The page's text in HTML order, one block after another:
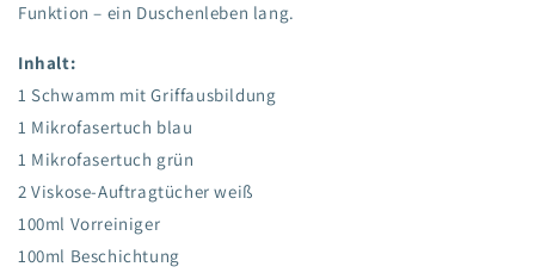
Funktion – ein Duschenleben lang.
Inhalt:
1 Schwamm mit Griffausbildung
1 Mikrofasertuch blau
1 Mikrofasertuch grün
2 Viskose-Auftragtücher weiß
100ml Vorreiniger
100ml Beschichtung